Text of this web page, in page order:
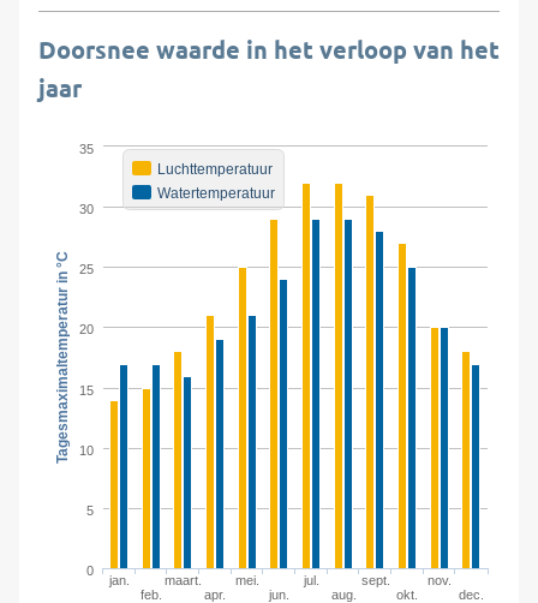
Doorsnee waarde in het verloop van het
jaar
Tagesmaximaltemperatur in °C
Luchttemperatuur
Watertemperatuur
jan.
feb.
maart.
apr.
mei.
jun.
jul.
aug.
sept.
okt.
nov.
dec.
0
5
10
15
20
25
30
35